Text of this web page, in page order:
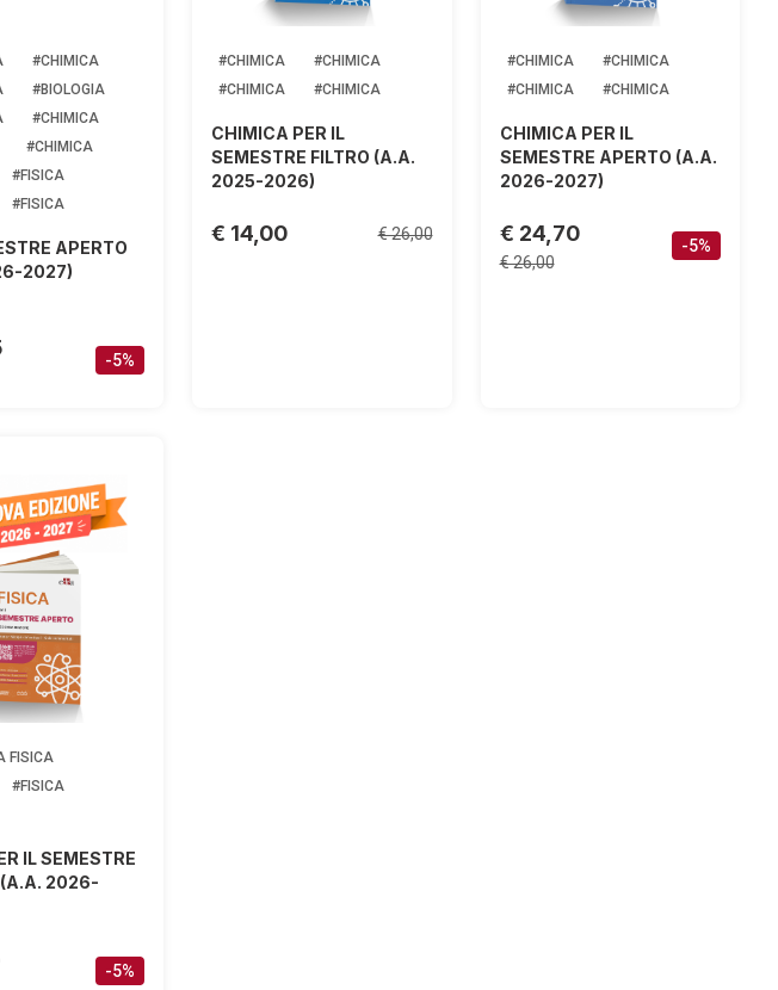
#CHIMICA
#BIOLOGIA
#CHIMICA
#CHIMICA
#FISICA
#FISICA
APERTO
2027)
-5%
#CHIMICA
#CHIMICA
#CHIMICA
#CHIMICA
CHIMICA PER IL
SEMESTRE FILTRO (A.A.
2025-2026)
€ 14,00 € 26,00
#CHIMICA
#CHIMICA
#CHIMICA
#CHIMICA
CHIMICA PER IL
SEMESTRE APERTO (A.A.
2026-2027)
€ 24,70
€ 26,00
-5%
FISICA
#FISICA
IL SEMESTRE
(A.A. 2026-
-5%